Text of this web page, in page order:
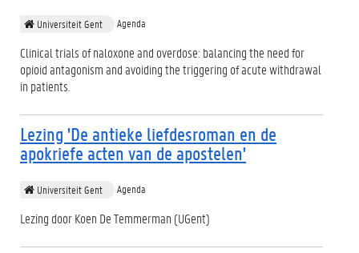
Universiteit Gent Agenda
Clinical trials of naloxone and overdose: balancing the need for
opioid antagonism and avoiding the triggering of acute withdrawal
in patients.
Lezing 'De antieke liefdesroman en de
apokriefe acten van de apostelen'
Universiteit Gent Agenda
Lezing door Koen De Temmerman (UGent)